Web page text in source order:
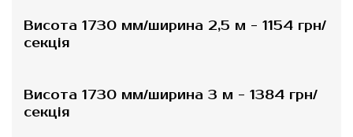
Висота 1730 мм/ширина 2,5 м - 1154 грн/
секція
Висота 1730 мм/ширина 3 м - 1384 грн/
секція